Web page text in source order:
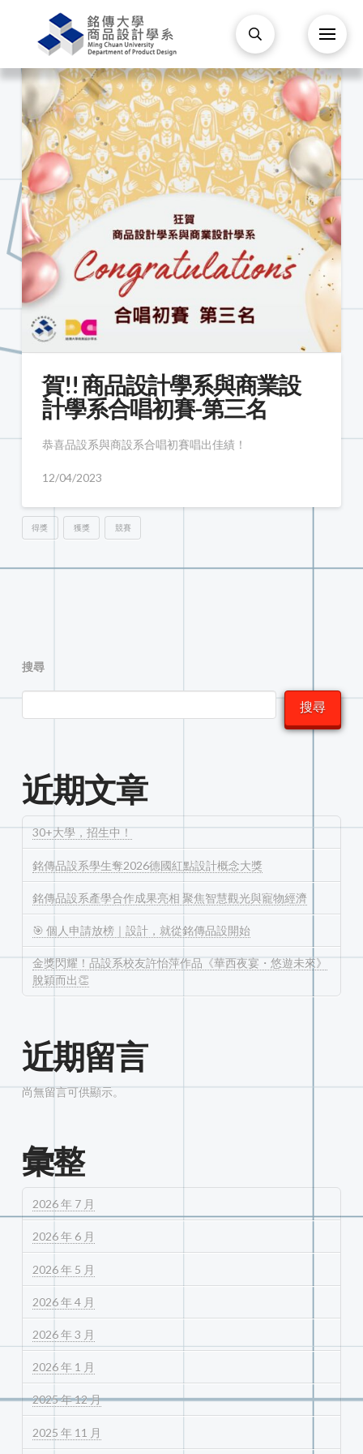
賀!! 商品設計學系與商業設
計學系合唱初賽-第三名
恭喜品設系與商設系合唱初賽唱出佳績！
12/04/2023
得獎 獲獎 競賽
搜尋
搜尋
近期文章
30+大學，招生中！
銘傳品設系學生奪2026德國紅點設計概念大獎
銘傳品設系產學合作成果亮相 聚焦智慧觀光與寵物經濟
🎯 個人申請放榜｜設計，就從銘傳品設開始
金獎閃耀！品設系校友許怡萍作品《華西夜宴・悠遊未來》
脫穎而出👏
近期留言
尚無留言可供顯示。
彙整
2026 年 7 月
2026 年 6 月
2026 年 5 月
2026 年 4 月
2026 年 3 月
2026 年 1 月
2025 年 12 月
2025 年 11 月